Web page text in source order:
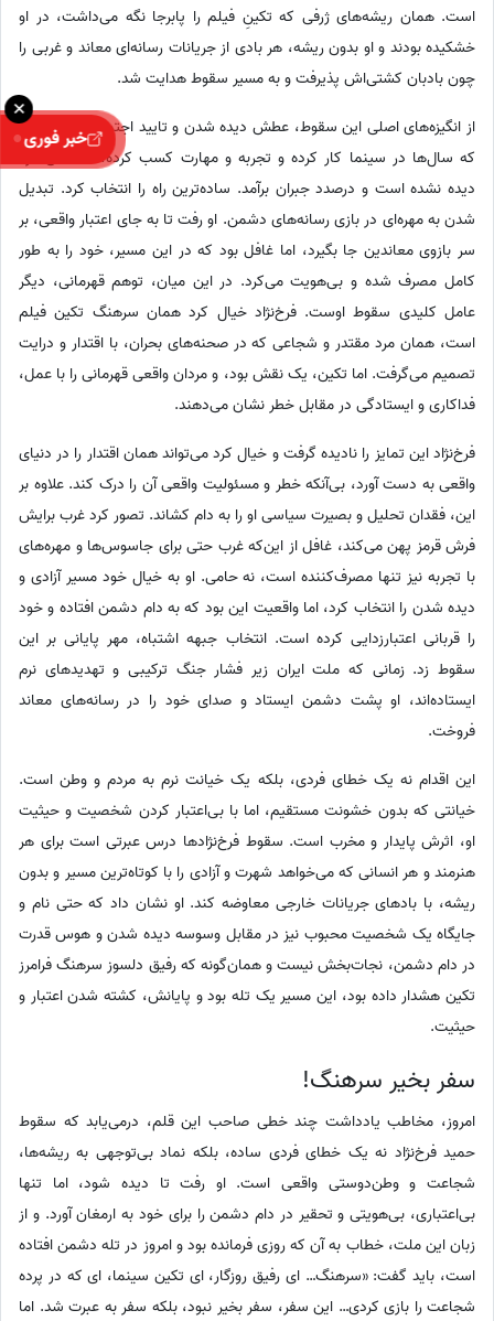
است. همان ریشه‌های ژرفی که تکینِ فیلم را پابرجا نگه می‌داشت، در او
خشکیده بودند و او بدون ریشه، هر بادی از جریانات رسانه‌ای معاند و غربی را
چون بادبان کشتی‌اش پذیرفت و به مسیر سقوط هدایت شد.
از انگیزه‌های اصلی این سقوط، عطش دیده شدن و تایید اجتماعی بود. مردی
که سال‌ها در سینما کار کرده و تجربه و مهارت کسب کرده، احساس کرد
دیده نشده است و درصدد جبران برآمد. ساده‌ترین راه را انتخاب کرد. تبدیل
شدن به مهره‌ای در بازی رسانه‌های دشمن. او رفت تا به جای اعتبار واقعی، بر
سر بازوی معاندین جا بگیرد، اما غافل بود که در این مسیر، خود را به طور
کامل مصرف شده و بی‌هویت می‌کرد. در این میان، توهم قهرمانی، دیگر
عامل کلیدی سقوط اوست. فرخ‌نژاد خیال کرد همان سرهنگ تکین فیلم
است، همان مرد مقتدر و شجاعی که در صحنه‌های بحران، با اقتدار و درایت
تصمیم می‌گرفت. اما تکین، یک نقش بود، و مردان واقعی قهرمانی را با عمل،
فداکاری و ایستادگی در مقابل خطر نشان می‌دهند.
فرخ‌نژاد این تمایز را نادیده گرفت و خیال کرد می‌تواند همان اقتدار را در دنیای
واقعی به دست آورد، بی‌آنکه خطر و مسئولیت واقعی آن را درک کند. علاوه بر
این، فقدان تحلیل و بصیرت سیاسی او را به دام کشاند. تصور کرد غرب برایش
فرش قرمز پهن می‌کند، غافل از این‌که غرب حتی برای جاسوس‌ها و مهره‌های
با تجربه نیز تنها مصرف‌کننده است، نه حامی. او به خیال خود مسیر آزادی و
دیده شدن را انتخاب کرد، اما واقعیت این بود که به دام دشمن افتاده و خود
را قربانی اعتبارزدایی کرده است. انتخاب جبهه اشتباه، مهر پایانی بر این
سقوط زد. زمانی که ملت ایران زیر فشار جنگ ترکیبی و تهدیدهای نرم
ایستاده‌اند، او پشت دشمن ایستاد و صدای خود را در رسانه‌های معاند
فروخت.
این اقدام نه یک خطای فردی، بلکه یک خیانت نرم به مردم و وطن است.
خیانتی که بدون خشونت مستقیم، اما با بی‌اعتبار کردن شخصیت و حیثیت
او، اثرش پایدار و مخرب است. سقوط فرخ‌نژادها درس عبرتی است برای هر
هنرمند و هر انسانی که می‌خواهد شهرت و آزادی را با کوتاه‌ترین مسیر و بدون
ریشه، با بادهای جریانات خارجی معاوضه کند. او نشان داد که حتی نام و
جایگاه یک شخصیت محبوب نیز در مقابل وسوسه دیده شدن و هوس قدرت
در دام دشمن، نجات‌بخش نیست و همان‌گونه که رفیق دلسوز سرهنگ فرامرز
تکین هشدار داده بود، این مسیر یک تله بود و پایانش، کشته شدن اعتبار و
حیثیت.
سفر بخیر سرهنگ!
امروز، مخاطب یادداشت چند خطی صاحب این قلم، درمی‌یابد که سقوط
حمید فرخ‌نژاد نه یک خطای فردی ساده، بلکه نماد بی‌توجهی به ریشه‌ها،
شجاعت و وطن‌دوستی واقعی است. او رفت تا دیده شود، اما تنها
بی‌اعتباری، بی‌هویتی و تحقیر در دام دشمن را برای خود به ارمغان آورد. و از
زبان این ملت، خطاب به آن که روزی فرمانده بود و امروز در تله دشمن افتاده
است، باید گفت: «سرهنگ… ای رفیق روزگار، ای تکین سینما، ای که در پرده
شجاعت را بازی کردی… این سفر، سفر بخیر نبود، بلکه سفر به عبرت شد. اما
خبر فوری
×